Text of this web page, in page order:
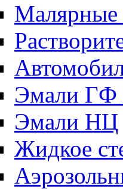
Малярные
Эмали
Эмали НЦ
Жидкое